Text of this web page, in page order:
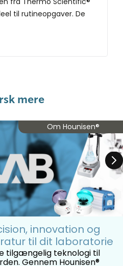
til rutineopgaver. De
mere
Om Hounisen®
innovation og
til dit laboratorie
tilgængelig teknologi til
Gennem Hounisen®